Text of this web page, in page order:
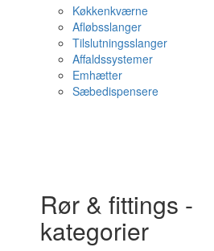
Køkkenkværne
Afløbsslanger
Tilslutningsslanger
Affaldssystemer
Emhætter
Sæbedispensere
Rør & fittings -
kategorier